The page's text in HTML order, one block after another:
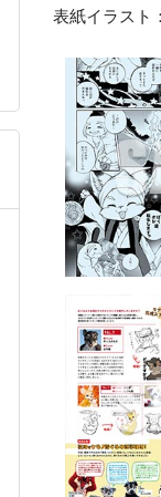
表紙イラスト